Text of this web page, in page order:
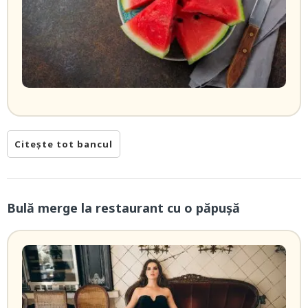
Citește tot bancul
Bulă merge la restaurant cu o păpușă